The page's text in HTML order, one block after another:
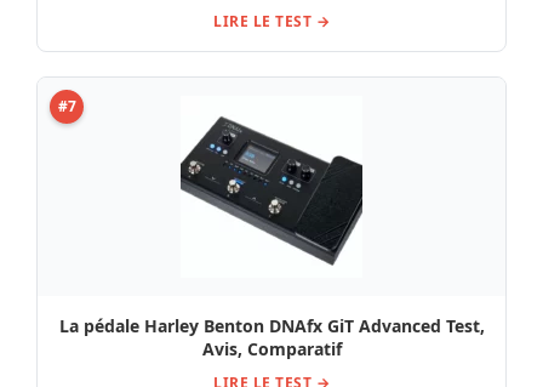
LIRE LE TEST →
#7
La pédale Harley Benton DNAfx GiT Advanced Test,
Avis, Comparatif
LIRE LE TEST →